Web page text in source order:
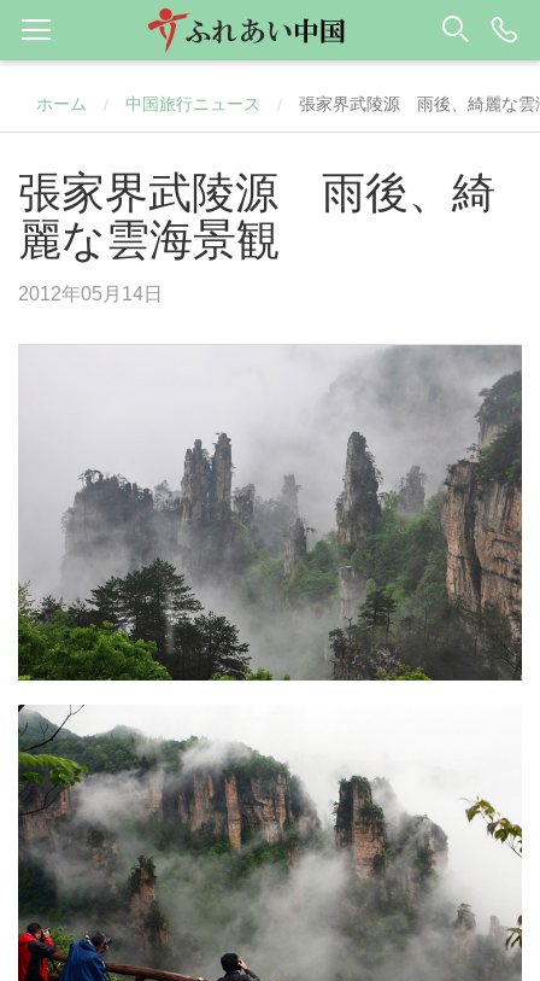
ホーム / 中国旅行ニュース / 張家界武陵源 雨後、綺麗な雲
張家界武陵源 雨後、綺
麗な雲海景観
2012年05月14日